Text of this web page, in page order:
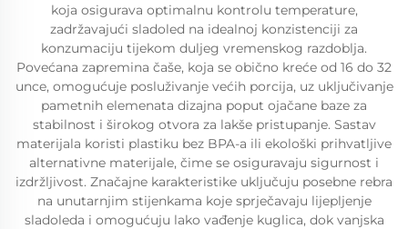
koja osigurava optimalnu kontrolu temperature,
zadržavajući sladoled na idealnoj konzistenciji za
konzumaciju tijekom duljeg vremenskog razdoblja.
Povećana zapremina čaše, koja se obično kreće od 16 do 32
unce, omogućuje posluživanje većih porcija, uz uključivanje
pametnih elemenata dizajna poput ojačane baze za
stabilnost i širokog otvora za lakše pristupanje. Sastav
materijala koristi plastiku bez BPA-a ili ekološki prihvatljive
alternativne materijale, čime se osiguravaju sigurnost i
izdržljivost. Značajne karakteristike uključuju posebne rebra
na unutarnjim stijenkama koje sprječavaju lijepljenje
sladoleda i omogućuju lako vađenje kuglica, dok vanjska